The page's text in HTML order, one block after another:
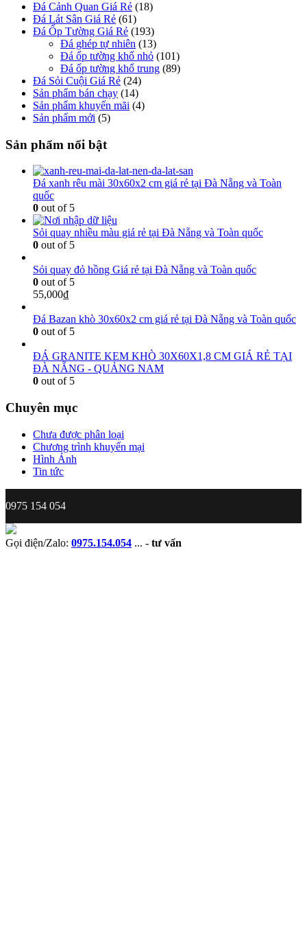
Đá Cảnh Quan Giá Rẻ (18)
Đá Lát Sân Giá Rẻ (61)
Đá Ốp Tường Giá Rẻ (193)
Đá ghép tự nhiên (13)
Đá ốp tường khổ nhỏ (101)
Đá ốp tường khổ trung (89)
Đá Sỏi Cuội Giá Rẻ (24)
Sản phẩm bán chạy (14)
Sản phẩm khuyến mãi (4)
Sản phẩm mới (5)
Sản phẩm nổi bật
Đá xanh rêu mài 30x60x2 cm giá rẻ tại Đà Nẵng và Toàn
quốc
0 out of 5
Sỏi quay nhiều màu giá rẻ tại Đà Nẵng và Toàn quốc
0 out of 5
Sỏi quay đỏ hồng Giá rẻ tại Đà Nẵng và Toàn quốc
0 out of 5
55,000₫
Đá Bazan khò 30x60x2 cm giá rẻ tại Đà Nẵng và Toàn quốc
0 out of 5
ĐÁ GRANITE KEM KHÒ 30X60X1,8 CM GIÁ RẺ TẠI
ĐÀ NẴNG - QUẢNG NAM
0 out of 5
Chuyên mục
Chưa được phân loại
Chương trình khuyến mại
Hình Ảnh
Tin tức
0975 154 054
Gọi điện/Zalo: 0975.154.054 ... - tư vấn